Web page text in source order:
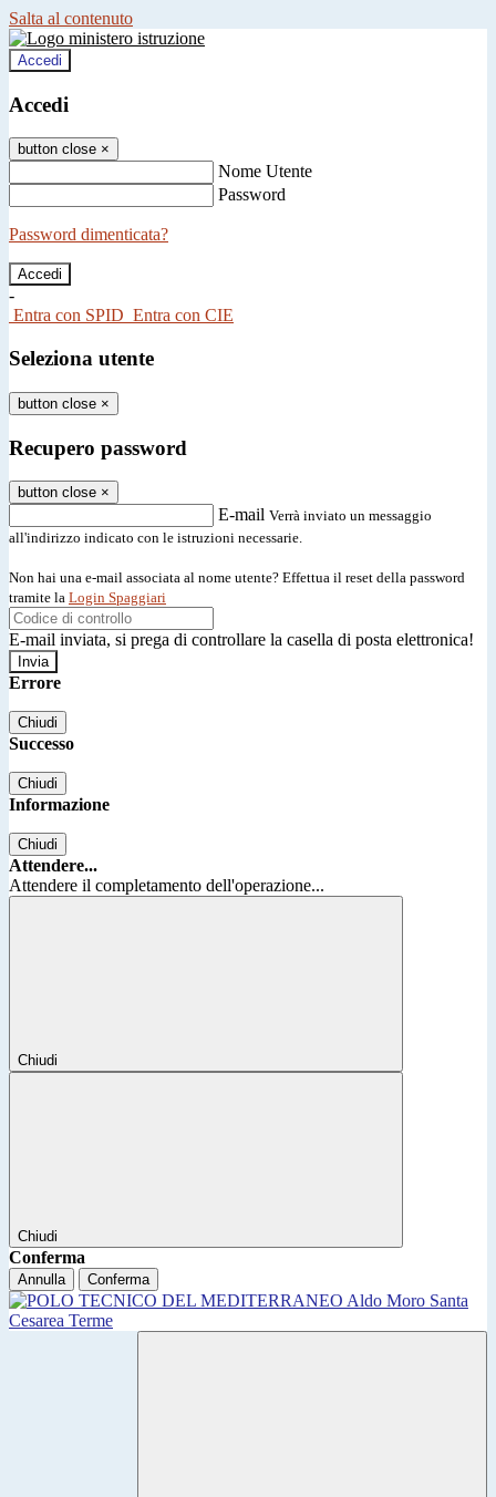
Salta al contenuto
Accedi
Accedi
button close ×
Nome Utente
Password
Password dimenticata?
-
Entra con SPID Entra con CIE
Seleziona utente
button close ×
Recupero password
button close ×
E-mail Verrà inviato un messaggio
all'indirizzo indicato con le istruzioni necessarie.
Non hai una e-mail associata al nome utente? Effettua il reset della password
tramite la Login Spaggiari
E-mail inviata, si prega di controllare la casella di posta elettronica!
Errore
Chiudi
Successo
Chiudi
Informazione
Chiudi
Attendere...
Attendere il completamento dell'operazione...
Chiudi
Chiudi
Conferma
Annulla Conferma